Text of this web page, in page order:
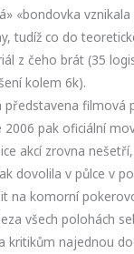
«bondovka
tudíž co do
z čeho brát (35
kolem 6k).
představena filmová
2006 pak oficiální
akcí zrovna
dovolila v půlce v
na komorní
všech polohách
kritikům najednou